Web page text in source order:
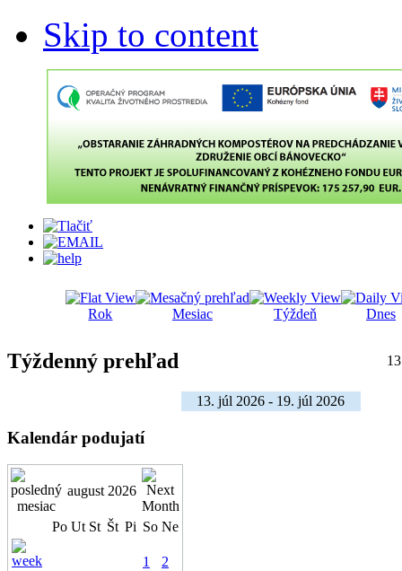
Skip to content
Rok Mesiac Týždeň Dnes
Týždenný prehľad
13. júl 2026 - 19. júl 2026
Kalendár podujatí
august 2026
Po Ut St Št Pi So Ne
1 2